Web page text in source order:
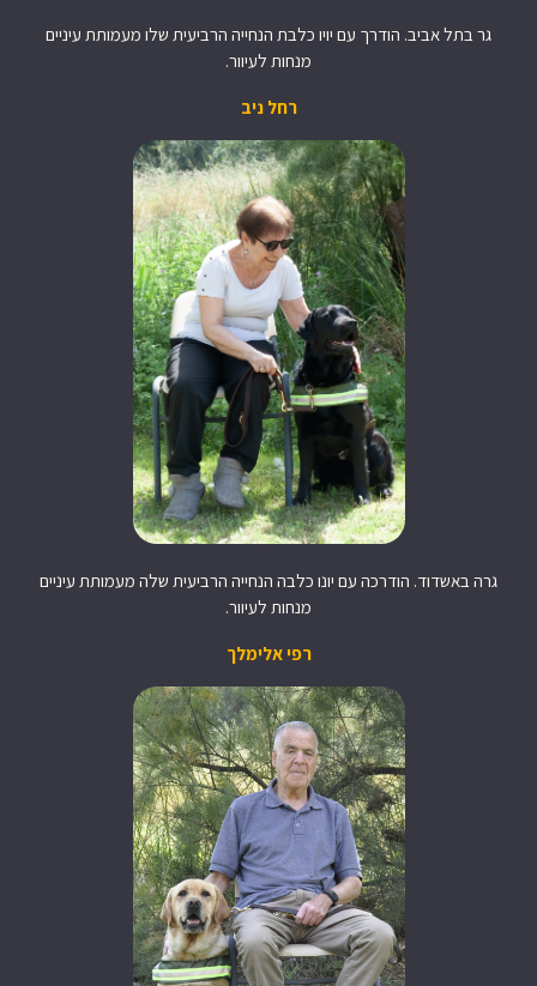
גר בתל אביב. הודרך עם יויו כלבת הנחייה הרביעית שלו מעמותת עיניים
מנחות לעיוור.
רחל ניב
גרה באשדוד. הודרכה עם יונו כלבה הנחייה הרביעית שלה מעמותת עיניים
מנחות לעיוור.
רפי אלימלך